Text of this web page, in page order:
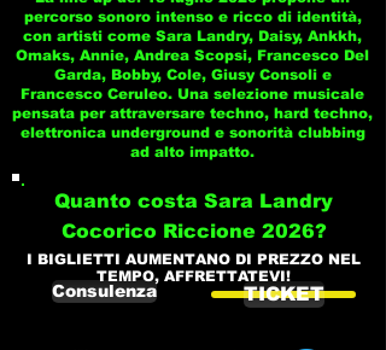
percorso sonoro intenso e ricco di identità,
con artisti come Sara Landry, Daisy, Ankkh,
Omaks, Annie, Andrea Scopsi, Francesco Del
Garda, Bobby, Cole, Giusy Consoli e
Francesco Ceruleo. Una selezione musicale
pensata per attraversare techno, hard techno,
elettronica underground e sonorità clubbing
ad alto impatto.
Quanto costa Sara Landry
Cocorico Riccione 2026?
I BIGLIETTI AUMENTANO DI PREZZO NEL
TEMPO, AFFRETTATEVI!
Consulenza TICKET